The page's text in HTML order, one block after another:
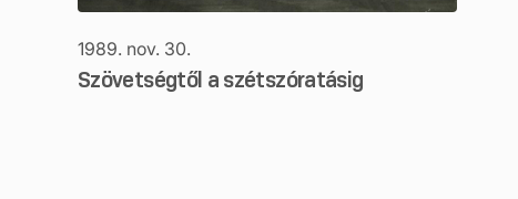
1989. nov. 30.
Szövetségtől a szétszóratásig